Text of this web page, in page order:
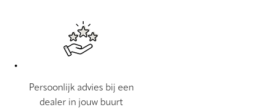
Persoonlijk advies bij een
dealer in jouw buurt